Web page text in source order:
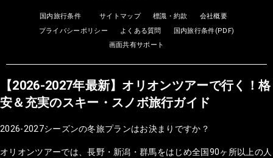
国内旅行条件 サイトマップ 標識・約款
会社概要
プライバシーポリシー
よくある質問
国内旅行条件(PDF)
画面共有サポート
【2026-2027年最新】オリオンツアーで行く！格
安＆充実のスキー・スノボ旅行ガイド
2026-2027シーズンの冬旅プランはお決まりですか？
オリオンツアーでは、長野・新潟・群馬をはじめ全国90ヶ所以上の人